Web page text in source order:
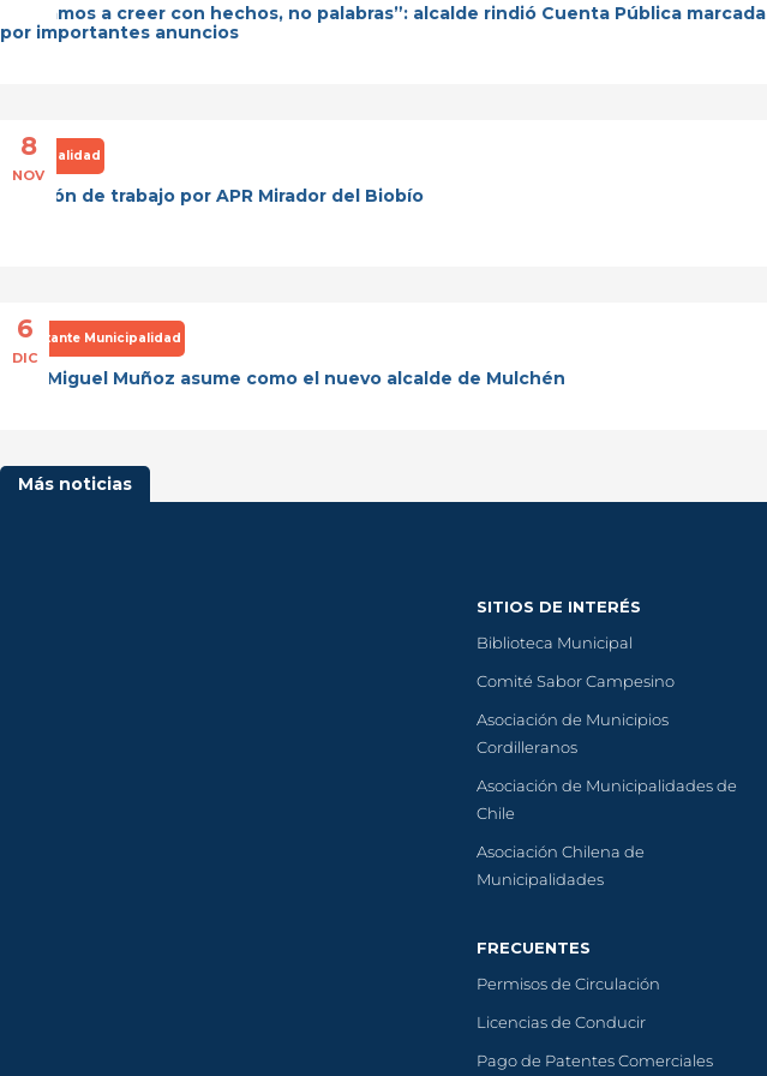
“Volvamos a creer con hechos, no palabras”: alcalde rindió Cuenta Pública marcada
por importantes anuncios
8
NOV
Municipalidad
Reunión de trabajo por APR Mirador del Biobío
6
DIC
Importante Municipalidad
José Miguel Muñoz asume como el nuevo alcalde de Mulchén
Más noticias
SITIOS DE INTERÉS
Biblioteca Municipal
Comité Sabor Campesino
Asociación de Municipios
Cordilleranos
Asociación de Municipalidades de
Chile
Asociación Chilena de
Municipalidades
FRECUENTES
Permisos de Circulación
Licencias de Conducir
Pago de Patentes Comerciales